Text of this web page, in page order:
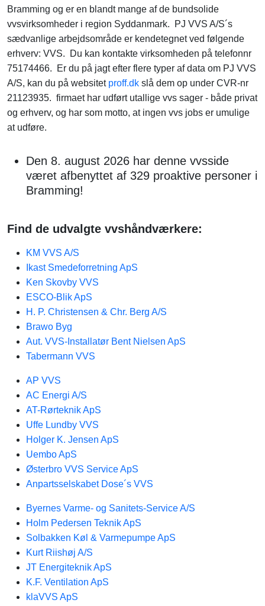
Bramming og er en blandt mange af de bundsolide
vvsvirksomheder i region Syddanmark. PJ VVS A/S´s
sædvanlige arbejdsområde er kendetegnet ved følgende
erhverv: VVS. Du kan kontakte virksomheden på telefonnr
75174466. Er du på jagt efter flere typer af data om PJ VVS
A/S, kan du på websitet proff.dk slå dem op under CVR-nr
21123935. firmaet har udført utallige vvs sager - både privat
og erhverv, og har som motto, at ingen vvs jobs er umulige
at udføre.
Den 8. august 2026 har denne vvsside
været afbenyttet af 329 proaktive personer i
Bramming!
Find de udvalgte vvshåndværkere:
KM VVS A/S
Ikast Smedeforretning ApS
Ken Skovby VVS
ESCO-Blik ApS
H. P. Christensen & Chr. Berg A/S
Brawo Byg
Aut. VVS-Installatør Bent Nielsen ApS
Tabermann VVS
AP VVS
AC Energi A/S
AT-Rørteknik ApS
Uffe Lundby VVS
Holger K. Jensen ApS
Uembo ApS
Østerbro VVS Service ApS
Anpartsselskabet Dose´s VVS
Byernes Varme- og Sanitets-Service A/S
Holm Pedersen Teknik ApS
Solbakken Køl & Varmepumpe ApS
Kurt Riishøj A/S
JT Energiteknik ApS
K.F. Ventilation ApS
klaVVS ApS